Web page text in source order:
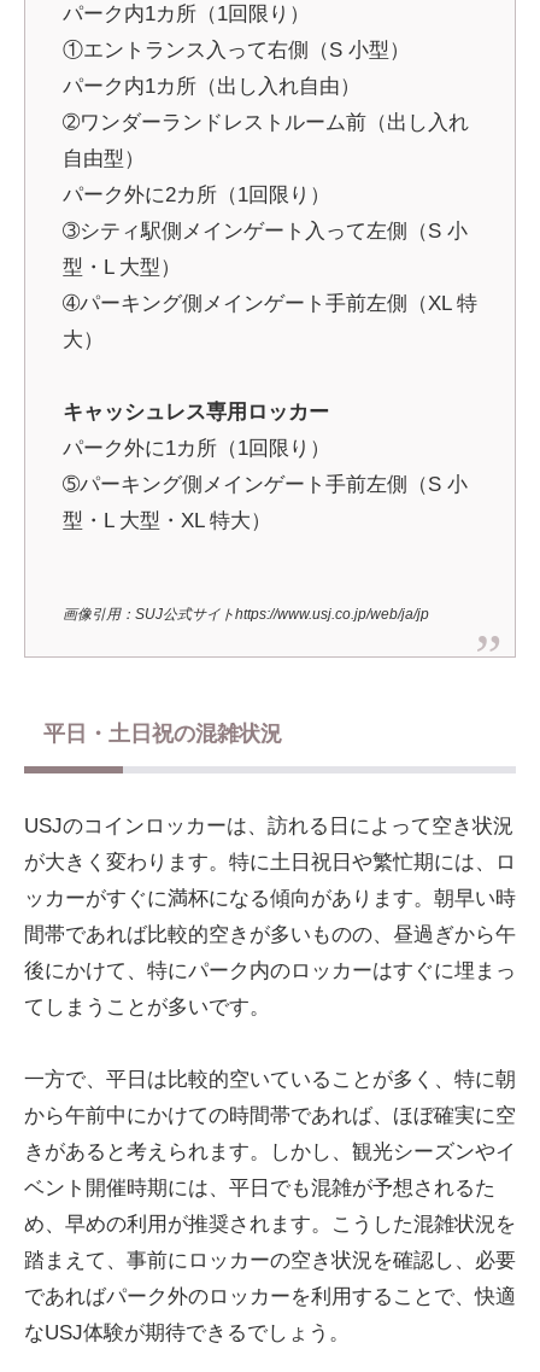
パーク内1カ所（1回限り）
①エントランス入って右側（S 小型）
パーク内1カ所（出し入れ自由）
➁ワンダーランドレストルーム前（出し入れ
自由型）
パーク外に2カ所（1回限り）
➂シティ駅側メインゲート入って左側（S 小
型・L 大型）
➃パーキング側メインゲート手前左側（XL 特
大）
キャッシュレス専用ロッカー
パーク外に1カ所（1回限り）
➄パーキング側メインゲート手前左側（S 小
型・L 大型・XL 特大）
画像引用：SUJ公式サイトhttps://www.usj.co.jp/web/ja/jp
平日・土日祝の混雑状況
USJのコインロッカーは、訪れる日によって空き状況
が大きく変わります。特に土日祝日や繁忙期には、ロ
ッカーがすぐに満杯になる傾向があります。朝早い時
間帯であれば比較的空きが多いものの、昼過ぎから午
後にかけて、特にパーク内のロッカーはすぐに埋まっ
てしまうことが多いです。
一方で、平日は比較的空いていることが多く、特に朝
から午前中にかけての時間帯であれば、ほぼ確実に空
きがあると考えられます。しかし、観光シーズンやイ
ベント開催時期には、平日でも混雑が予想されるた
め、早めの利用が推奨されます。こうした混雑状況を
踏まえて、事前にロッカーの空き状況を確認し、必要
であればパーク外のロッカーを利用することで、快適
なUSJ体験が期待できるでしょう。